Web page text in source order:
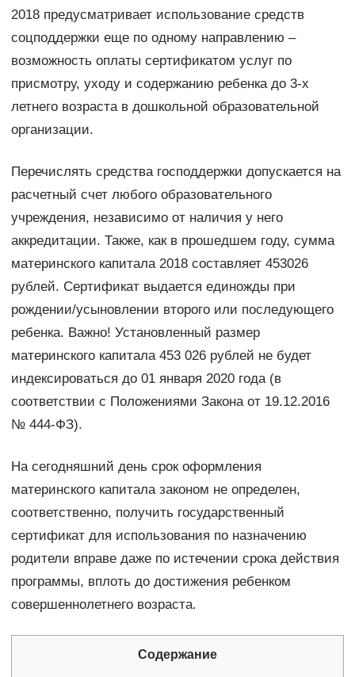
2018 предусматривает использование средств
соцподдержки еще по одному направлению –
возможность оплаты сертификатом услуг по
присмотру, уходу и содержанию ребенка до 3-х
летнего возраста в дошкольной образовательной
организации.
Перечислять средства господдержки допускается на
расчетный счет любого образовательного
учреждения, независимо от наличия у него
аккредитации. Также, как в прошедшем году, сумма
материнского капитала 2018 составляет 453026
рублей. Сертификат выдается единожды при
рождении/усыновлении второго или последующего
ребенка. Важно! Установленный размер
материнского капитала 453 026 рублей не будет
индексироваться до 01 января 2020 года (в
соответствии с Положениями Закона от 19.12.2016
№ 444-ФЗ).
На сегодняшний день срок оформления
материнского капитала законом не определен,
соответственно, получить государственный
сертификат для использования по назначению
родители вправе даже по истечении срока действия
программы, вплоть до достижения ребенком
совершеннолетнего возраста.
Содержание